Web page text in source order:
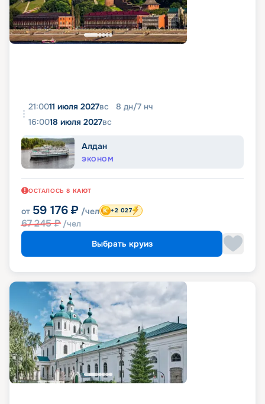
21:0011 июля 2027вс 8 дн/7 нч
16:0018 июля 2027вс
Алдан
ЭКОНОМ
ОСТАЛОСЬ 8 КАЮТ
от 59 176 ₽ /чел
67 245₽ /чел
+2 027
Выбрать круиз